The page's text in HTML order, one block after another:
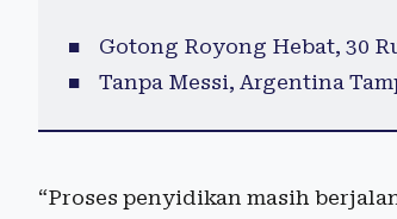
Gotong Royong Hebat, 30
Tanpa Messi, Argentina
“Proses penyidikan masih